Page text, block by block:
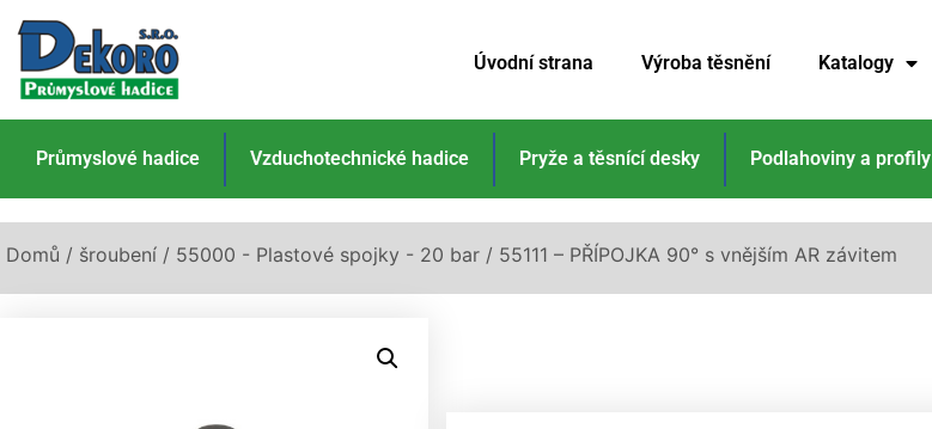
Úvodní strana Výroba těsnění Katalogy
Průmyslové hadice Vzduchotechnické hadice Pryže a těsnící desky Podlahoviny a profily
Domů / šroubení / 55000 - Plastové spojky - 20 bar / 55111 – PŘÍPOJKA 90° s vnějším AR závitem